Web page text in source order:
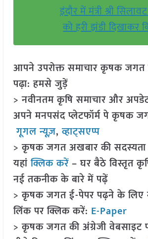
इंदौर में मंत्री श्री
को हरी झंडी दिखाकर
आपने उपरोक्त समाचार कृषक जगत
पढ़ा: हमसे जुड़ें
> नवीनतम कृषि समाचार और
अपने मनपसंद प्लेटफॉर्म पे कृषक
गूगल न्यूज़,व्हाट्सएप्प
> कृषक जगत अखबार की
यहांक्लिक करें– घर बैठे विस्तृत
नई तकनीक के बारे में पढ़ें
> कृषक जगत ई-पेपर पढ़ने के लिए
लिंक पर क्लिक करें: E-Paper
> कृषक जगत की अंग्रेजी वेबसाइट